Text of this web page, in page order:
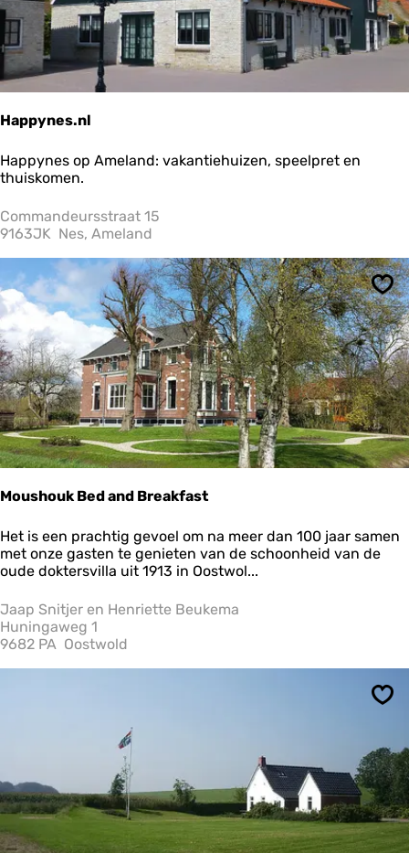
n
w
e
d
e
Happynes.nl
H
a
p
y
e
s
.
n
l
Happynes op Ameland: vakantiehuizen, speelpret en
thuiskomen.
Commandeursstraat 15
9163JK Nes, Ameland
Moushouk Bed and Breakfast
M
o
u
h
o
u
B
B
r
e
a
k
Het is een prachtig gevoel om na meer dan 100 jaar samen
met onze gasten te genieten van de schoonheid van de
oude doktersvilla uit 1913 in Oostwol...
Jaap Snitjer en Henriette Beukema
Huningaweg 1
9682 PA Oostwold